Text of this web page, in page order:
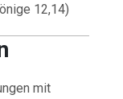
12,14)
mit